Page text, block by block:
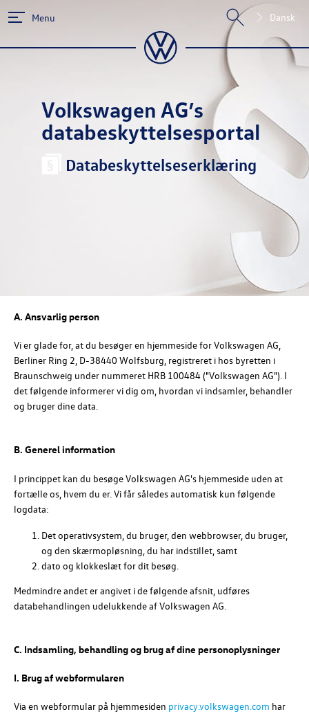
Menu Dansk
Volkswagen AG’s
databeskyttelsesportal
Databeskyttelseserklæring
A. Ansvarlig person
Vi er glade for, at du besøger en hjemmeside forVolkswagen AG,
Berliner Ring 2, D-38440 Wolfsburg, registreret i hos byretten i
Braunschweig under nummeret HRB 100484("Volkswagen AG"). I
det følgende informerer vi dig om, hvordan vi indsamler, behandler
og bruger dine data.
B. Generel information
I princippet kan du besøgeVolkswagen AG's hjemmeside uden at
fortælle os, hvem du er. Vi får således automatisk kun følgende
logdata:
Det operativsystem, du bruger, den webbrowser, du bruger,
og den skærmopløsning, du har indstillet, samt
dato og klokkeslæt for dit besøg.
Medmindre andet er angivet i de følgende afsnit, udføres
databehandlingen udelukkende af Volkswagen AG.
C. Indsamling, behandling og brug af dine personoplysninger
I. Brug af webformularen
Via en webformular på hjemmesiden privacy.volkswagen.com har